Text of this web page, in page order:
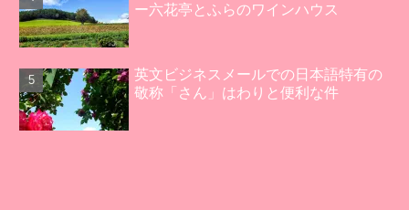
ー六花亭とふらのワインハウス
英文ビジネスメールでの日本語特有の
敬称「さん」はわりと便利な件